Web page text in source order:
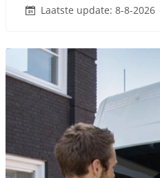
Laatste update: 8-8-2026